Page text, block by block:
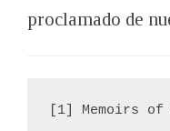
proclamado de
[1] Memoirs